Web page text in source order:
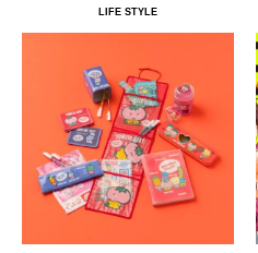
LIFE STYLE